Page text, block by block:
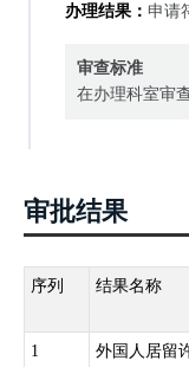
办理结果： 申请
审查标准
在办理科室审
审批结果
序列 结果名称
1
外国人居留